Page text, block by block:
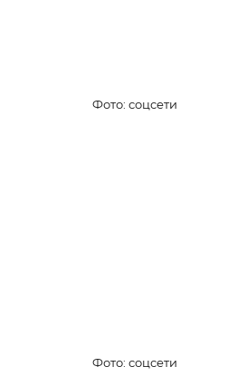
Фото: соцсети
Фото: соцсети